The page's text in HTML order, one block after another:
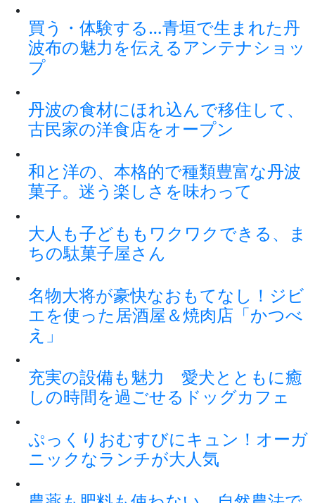
買う・体験する…青垣で生まれた丹
波布の魅力を伝えるアンテナショッ
プ
丹波の食材にほれ込んで移住して、
古民家の洋食店をオープン
和と洋の、本格的で種類豊富な丹波
菓子。迷う楽しさを味わって
大人も子どももワクワクできる、ま
ちの駄菓子屋さん
名物大将が豪快なおもてなし！ジビ
エを使った居酒屋＆焼肉店「かつべ
え」
充実の設備も魅力 愛犬とともに癒
しの時間を過ごせるドッグカフェ
ぷっくりおむすびにキュン！オーガ
ニックなランチが大人気